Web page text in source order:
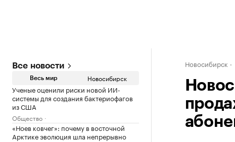
Все новости
Весь мир Новосибирск
Ученые оценили риски новой ИИ-
системы для создания бактериофагов
из США
Общество
«Ноев ковчег»: почему в восточной
Арктике эволюция шла непрерывно
Новосибирск